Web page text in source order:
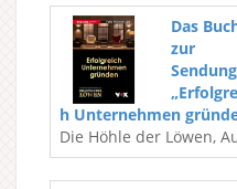
Das
zur
h Unternehmen
Die Höhle der Löwen,